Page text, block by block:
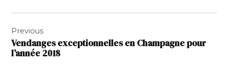
de
l’article
Previous
Vendanges exceptionnelles en Champagne pour
l’année 2018